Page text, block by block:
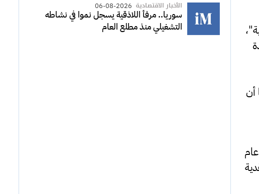
أن
الأخبار الاقتصادية 06-08-2026
سوريا.. مرفأ اللاذقية يسجل نموا في نشاطه
التشغيلي منذ مطلع العام